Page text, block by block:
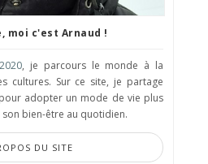
moi c'est Arnaud !
, je parcours le monde à la
cultures. Sur ce site, je partage
adopter un mode de vie plus
bien-être au quotidien.
DU SITE